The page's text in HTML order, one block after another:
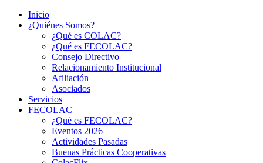
Inicio
¿Quiénes Somos?
¿Qué es COLAC?
¿Qué es FECOLAC?
Consejo Directivo
Relacionamiento Institucional
Afiliación
Asociados
Servicios
FECOLAC
¿Qué es FECOLAC?
Eventos 2026
Actividades Pasadas
Buenas Prácticas Cooperativas